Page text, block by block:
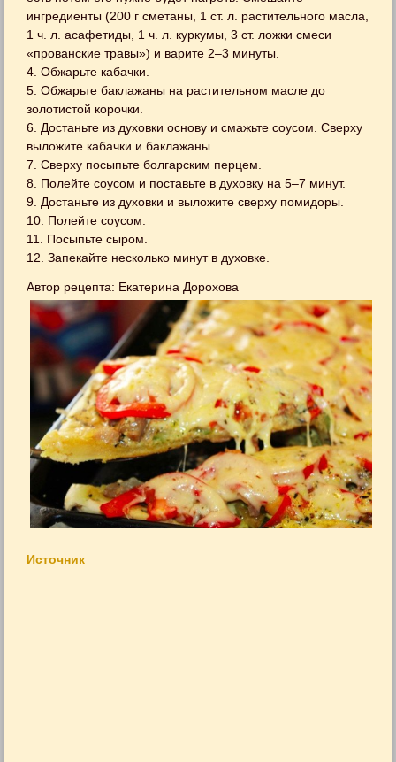
ингредиенты (200 г сметаны, 1 ст. л. растительного масла,
1 ч. л. асафетиды, 1 ч. л. куркумы, 3 ст. ложки смеси
«прованские травы») и варите 2–3 минуты.
4. Обжарьте кабачки.
5. Обжарьте баклажаны на растительном масле до
золотистой корочки.
6. Достаньте из духовки основу и смажьте соусом. Сверху
выложите кабачки и баклажаны.
7. Сверху посыпьте болгарским перцем.
8. Полейте соусом и поставьте в духовку на 5–7 минут.
9. Достаньте из духовки и выложите сверху помидоры.
10. Полейте соусом.
11. Посыпьте сыром.
12. Запекайте несколько минут в духовке.
Автор рецепта: Екатерина Дорохова
Источник